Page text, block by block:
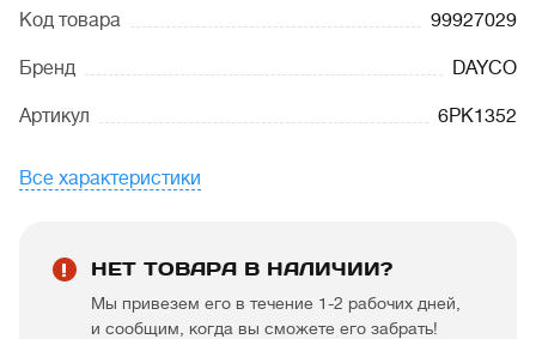
Код товара 99927029
Бренд DAYCO
Артикул 6PK1352
Все характеристики
НЕТ ТОВАРА В НАЛИЧИИ?
Мы привезем его в течение 1-2 рабочих дней,
и сообщим, когда вы сможете его забрать!